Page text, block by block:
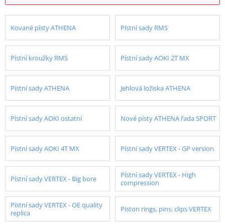
Kované písty ATHENA Pístní sady RMS
Pístní kroužky RMS Pístní sady AOKI 2T MX
Pístní sady ATHENA Jehlová ložiska ATHENA
Pístní sady AOKI ostatní Nové písty ATHENA řada SPORT
Pístní sady AOKI 4T MX Pístní sady VERTEX - GP version
Pístní sady VERTEX - Big bore
Pístní sady VERTEX - High
compression
Pístní sady VERTEX - OE quality
replica
Piston rings, pins, clips VERTEX